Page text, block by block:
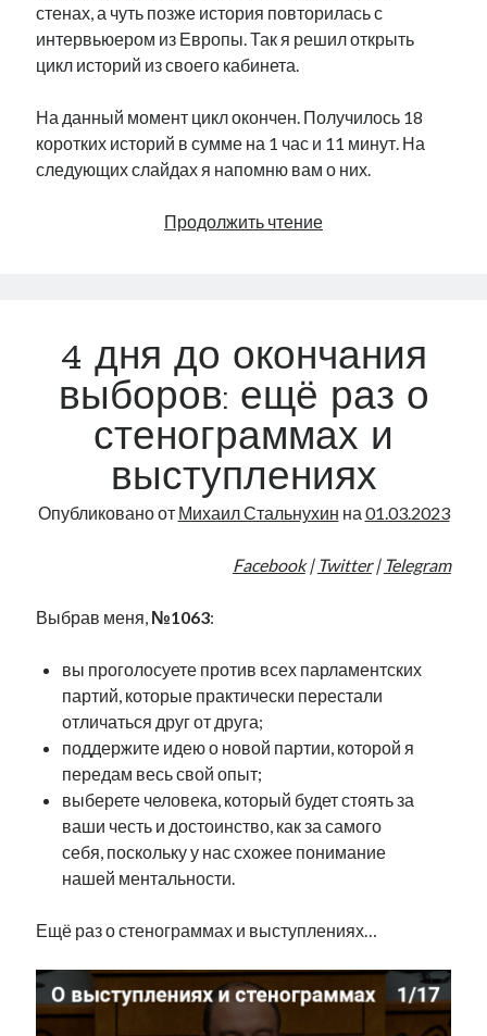
стенах, а чуть позже история повторилась с
интервьюером из Европы. Так я решил открыть
цикл историй из своего кабинета.
На данный момент цикл окончен. Получилось 18
коротких историй в сумме на 1 час и 11 минут. На
следующих слайдах я напомню вам о них.
Продолжить чтение2
ещё
кабинетных
историях
4 дня до окончания
выборов: ещё раз о
стенограммах и
выступлениях
Опубликовано от Михаил Стальнухин на 01.03.2023
Facebook| Twitter| Telegram
Выбрав меня, №1063:
вы проголосуете против всех парламентских
партий, которые практически перестали
отличаться друг от друга;
поддержите идею о новой партии, которой я
передам весь свой опыт;
выберете человека, который будет стоять за
ваши честь и достоинство, как за самого
себя, поскольку у нас схожее понимание
нашей ментальности.
Ещё раз о стенограммах и выступлениях…